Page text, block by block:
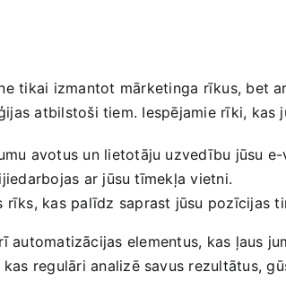
tikai izmantot⁣ mārketinga rīkus, bet
atbilstoši tiem. Iespējamie rīki, kas
avotus un lietotāju uzvedību jūsu e-
ar jūsu tīmekļa vietni.
rīks, kas palīdz saprast jūsu pozīcijas
elementus, kas ļaus
regulāri‍ analizē savus rezultātus,